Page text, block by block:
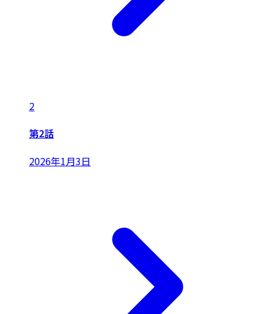
2
第2話
2026年1月3日